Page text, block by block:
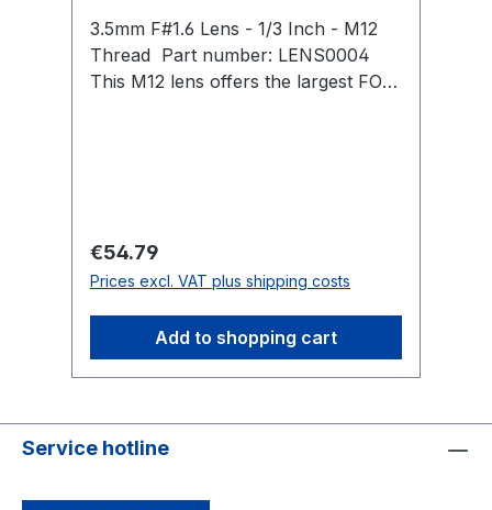
3.5mm F#1.6 Lens - 1/3 Inch - M12
Thread Part number: LENS0004
This M12 lens offers the largest FOV
Distortion: 2.9% Compatible
Cameras: FLEX 3 (V100:R2)SLIM
3U/V120:SLIM
Regular price:
€54.79
Prices excl. VAT plus shipping costs
Add to shopping cart
Service hotline